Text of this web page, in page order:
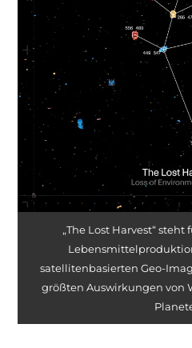
„The Lost Harvest“
satellitenbasierten Geo-
größten Auswirkungen von